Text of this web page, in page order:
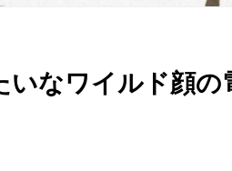
いなワイルド顔